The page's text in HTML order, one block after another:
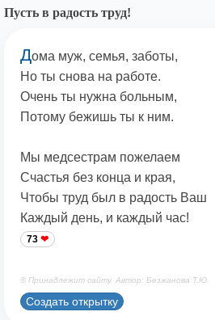
Пусть в радость труд!
Дома муж, семья, заботы,
Но ты снова на работе.
Очень ты нужна больным,
Потому бежишь ты к ним.
Мы медсестрам пожелаем
Счастья без конца и края,
Чтобы труд был в радость Ваш
Каждый день, и каждый час!
73
© Принадлежит сайту. Автор: Безжанова Т.Ю.
Создать открытку